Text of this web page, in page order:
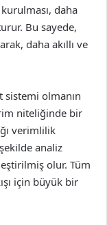
daha
Bu sayede,
daha akıllı ve
sistemi olmanın
niteliğinde bir
verimlilik
analiz
olur. Tüm
için büyük bir